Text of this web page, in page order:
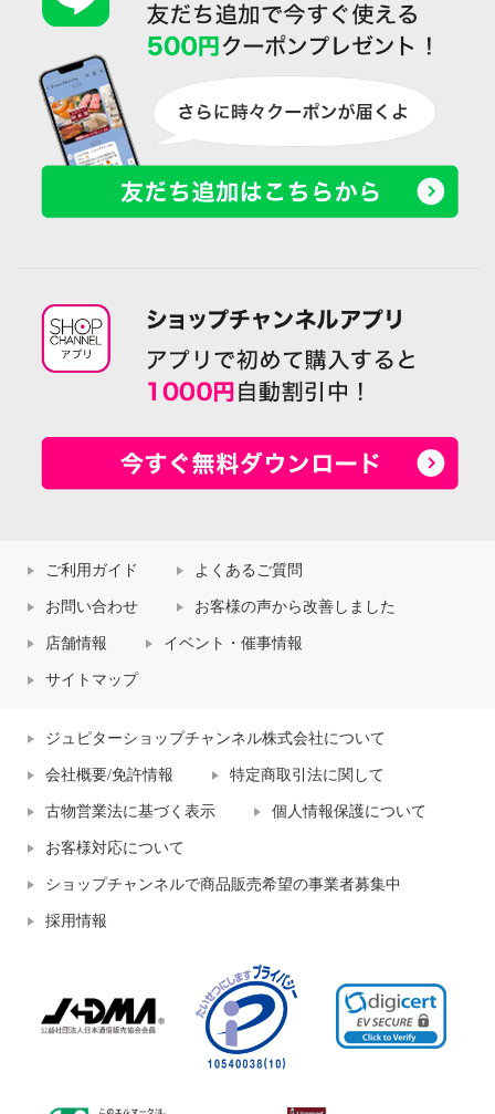
ご利用ガイド よくあるご質問
お問い合わせ お客様の声から改善しました
店舗情報 イベント・催事情報
サイトマップ
ジュピターショップチャンネル株式会社について
会社概要/免許情報 特定商取引法に関して
古物営業法に基づく表示 個人情報保護について
お客様対応について
ショップチャンネルで商品販売希望の事業者募集中
採用情報